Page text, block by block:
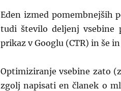
Eden izmed pomembnejših
tudi število deljenj vsebine
prikaz v Googlu (CTR) in še in
Optimiziranje vsebine zato
zgolj napisati en članek o